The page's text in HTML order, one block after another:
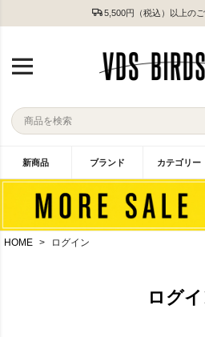
5,500円（税込）以上の
新商品 ブランド カテゴリー
HOME ログイン
ログ